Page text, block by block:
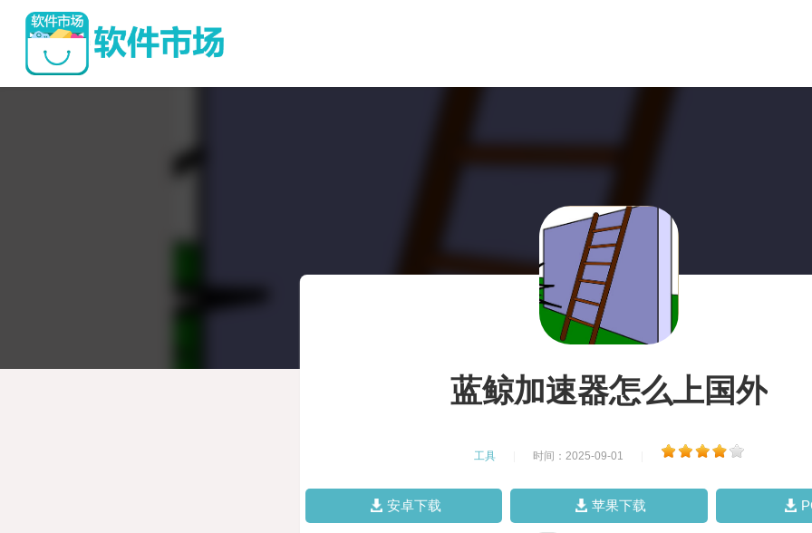
蓝鲸加速器怎么上国外
工具 时间：2025-09-01
安卓下载 苹果下载